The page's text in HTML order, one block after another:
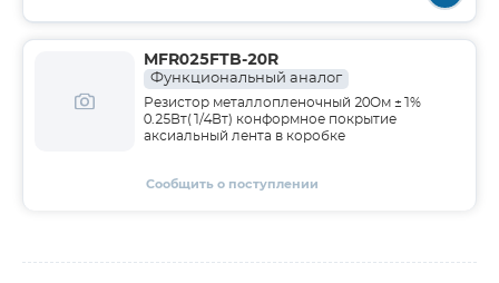
MFR025FTB-20R
Функциональный аналог
Резистор металлопленочный 20Ом ±1%
0.25Вт(1/4Вт) конформное покрытие
аксиальный лента в коробке
Сообщить о поступлении